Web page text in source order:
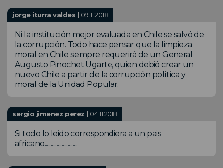
jorge iturra valdes | 09.11.2018
Ni la institución mejor evaluada en Chile se salvó de
la corrupción. Todo hace pensar que la limpieza
moral en Chile siempre requerirá de un General
Augusto Pinochet Ugarte, quien debió crear un
nuevo Chile a partir de la corrupción política y
moral de la Unidad Popular.
sergio jimenez perez | 04.11.2018
Si todo lo leido correspondiera a un pais
africano...........................